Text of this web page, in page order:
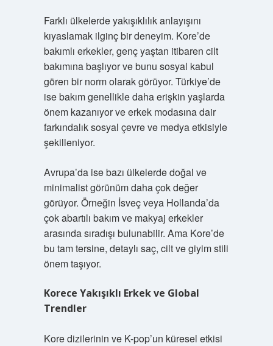
Farklı ülkelerde yakışıklılık anlayışını
kıyaslamak ilginç bir deneyim. Kore’de
bakımlı erkekler, genç yaştan itibaren cilt
bakımına başlıyor ve bunu sosyal kabul
gören bir norm olarak görüyor. Türkiye’de
ise bakım genellikle daha erişkin yaşlarda
önem kazanıyor ve erkek modasına dair
farkındalık sosyal çevre ve medya etkisiyle
şekilleniyor.
Avrupa’da ise bazı ülkelerde doğal ve
minimalist görünüm daha çok değer
görüyor. Örneğin İsveç veya Hollanda’da
çok abartılı bakım ve makyaj erkekler
arasında sıradışı bulunabilir. Ama Kore’de
bu tam tersine, detaylı saç, cilt ve giyim stili
önem taşıyor.
Korece Yakışıklı Erkek ve Global
Trendler
Kore dizilerinin ve K-pop’un küresel etkisi